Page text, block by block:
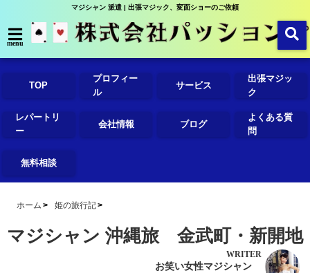
マジシャン 派遣 | 出張マジック、変面ショーのご依頼
menu
TOP
プロフィー
ル
サービス
出張マジッ
ク
レパートリ
ー
会社情報 ブログ
よくある質
問
無料相談
ホーム 姫の旅行記
マジシャン 沖縄旅 金武町・新開地
WRITER
お笑い女性マジシャン